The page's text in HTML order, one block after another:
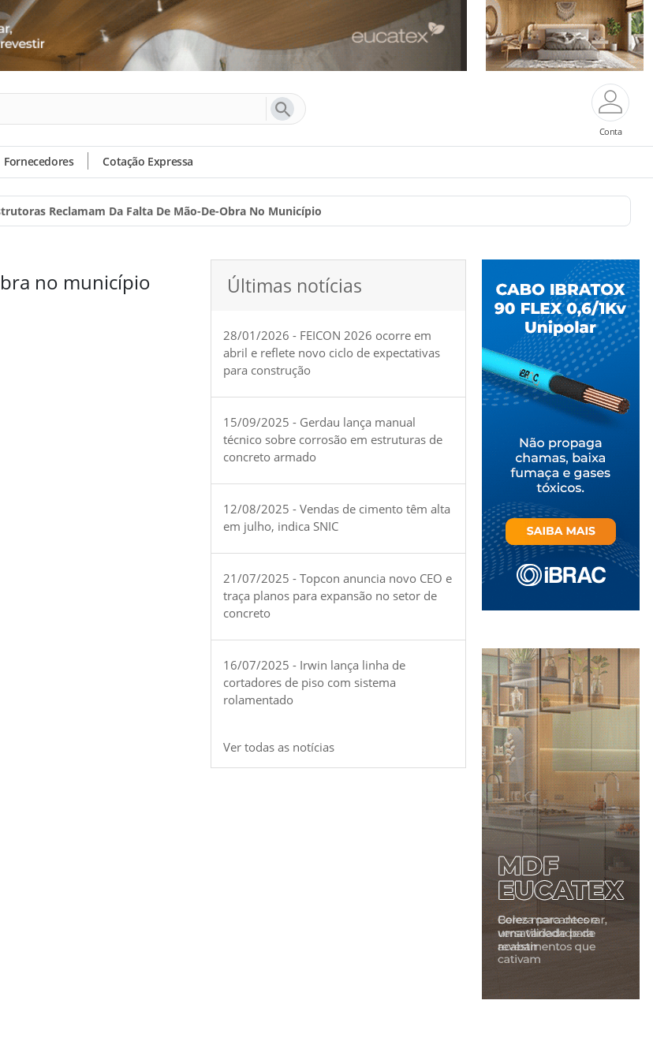
Conta
Fornecedores Cotação Expressa
Reclamam Da Falta De Mão-De-Obra No Município
no município Últimas notícias
28/01/2026 - FEICON 2026 ocorre em
abril e reflete novo ciclo de expectativas
para construção
15/09/2025 - Gerdau lança manual
técnico sobre corrosão em estruturas de
concreto armado
12/08/2025 - Vendas de cimento têm alta
em julho, indica SNIC
21/07/2025 - Topcon anuncia novo CEO e
traça planos para expansão no setor de
concreto
16/07/2025 - Irwin lança linha de
cortadores de piso com sistema
rolamentado
Ver todas as notícias